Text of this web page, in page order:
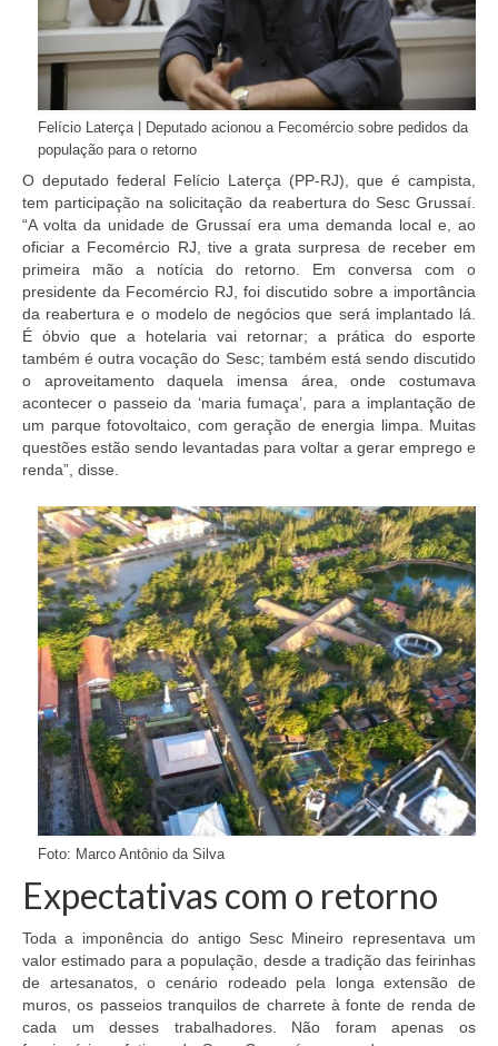
Felício Laterça | Deputado acionou a Fecomércio sobre pedidos da
população para o retorno
O deputado federal Felício Laterça (PP-RJ), que é campista,
tem participação na solicitação da reabertura do Sesc Grussaí.
“A volta da unidade de Grussaí era uma demanda local e, ao
oficiar a Fecomércio RJ, tive a grata surpresa de receber em
primeira mão a notícia do retorno. Em conversa com o
presidente da Fecomércio RJ, foi discutido sobre a importância
da reabertura e o modelo de negócios que será implantado lá.
É óbvio que a hotelaria vai retornar; a prática do esporte
também é outra vocação do Sesc; também está sendo discutido
o aproveitamento daquela imensa área, onde costumava
acontecer o passeio da ‘maria fumaça’, para a implantação de
um parque fotovoltaico, com geração de energia limpa. Muitas
questões estão sendo levantadas para voltar a gerar emprego e
renda”, disse.
Foto: Marco Antônio da Silva
Expectativas com o retorno
Toda a imponência do antigo Sesc Mineiro representava um
valor estimado para a população, desde a tradição das feirinhas
de artesanatos, o cenário rodeado pela longa extensão de
muros, os passeios tranquilos de charrete à fonte de renda de
cada um desses trabalhadores. Não foram apenas os